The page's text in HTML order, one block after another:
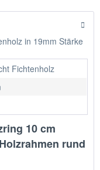
in 19mm Stärke
Fichtenholz
10 cm
rund